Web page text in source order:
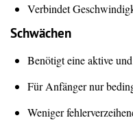
Verbindet
Schwächen
Benötigt eine aktive
Für Anfänger nur
Weniger